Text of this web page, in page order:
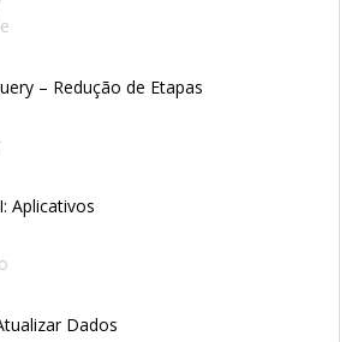
– Redução de Etapas
Aplicativos
Dados